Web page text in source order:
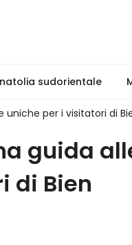
sudorientale
uniche per i visitatori di
guida
di Bien